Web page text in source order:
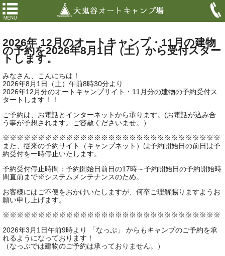
2026年 12月のオートキャンプ・11月の建物
の予約を2026年8月1日（土）から受付スター
トします。
みなさん、こんにちは！
2026年8月1日（土）午前8時30分より
2026年12月分のオートキャンプサイト・11月分の建物の予約受付ス
タートします！！
ご予約は、お電話とインターネットから承ります。(お電話が込み合
う事が予想されます。ご容赦くださいませ。）
※※※※※※※※※※※※※※※※※※※※※※※※※※※※※※※
また、従来の予約サイト（キャンプネット）は予約開始日の前日は予
約受付を一時停止いたします。
予約受付停止時間：予約開始日前日の17時～予約開始日の予約開始時
間直前まで※システムメンテナンスのため。
お客様にはご不便をおかけいたしますが、何卒ご理解賜りますようお
願い申し上げます。
※※※※※※※※※※※※※※※※※※※※※※※※※※※※※※※
2026年3月1日午前9時より 「なっぷ」 からもキャンプのご予約を承
れるようになっております！
（なっぷでは建物のご予約は承っておりません。）